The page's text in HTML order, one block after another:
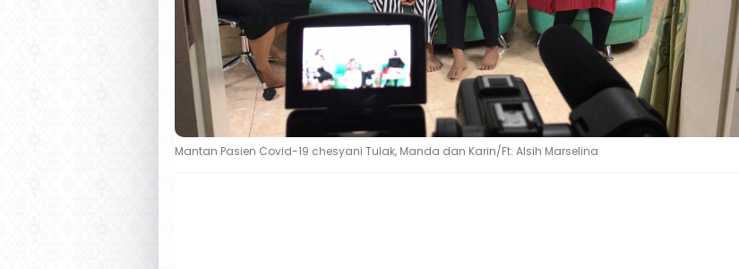
Mantan Pasien Covid-19 chesyani Tulak, Manda dan Karin/Ft: Alsih Marselina